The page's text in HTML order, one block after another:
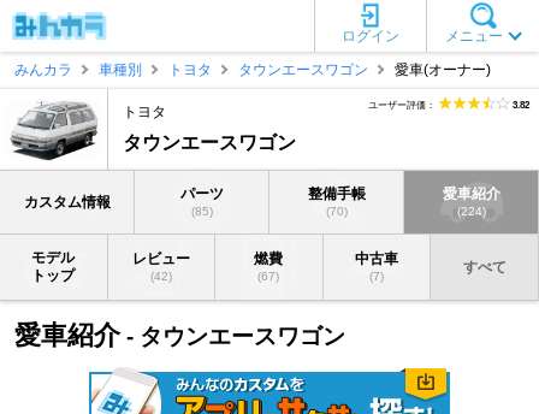
メニュー
ログイン
みんカラ
車種別 トヨタ タウンエースワゴン 愛車(オーナー)
トヨタ
タウンエースワゴン
ユーザー評価： 3.82
カスタム情報 パーツ
(85)
整備手帳
(70)
愛車紹介
(224)
モデル
トップ
レビュー
(42)
燃費
(67)
中古車
(7)
すべて
愛車紹介- タウンエースワゴン